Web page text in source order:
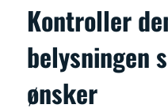
Kontroller
belysningen
ønsker